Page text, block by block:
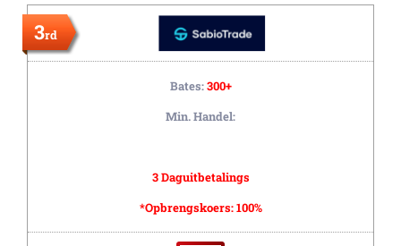
3rd
Bates:300+
Min. Handel:
3 Daguitbetalings
*Opbrengskoers:100%